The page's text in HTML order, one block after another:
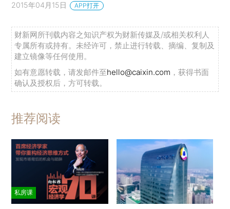
2015年04月15日 APP打开
财新网所刊载内容之知识产权为财新传媒及/或相关权利人
专属所有或持有。未经许可，禁止进行转载、摘编、复制及
建立镜像等任何使用。
如有意愿转载，请发邮件至hello@caixin.com ，获得书面
确认及授权后，方可转载。
推荐阅读
私房课